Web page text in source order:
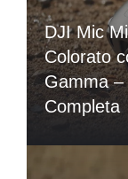
DJI Mic
Colorato
Gamma
Completa